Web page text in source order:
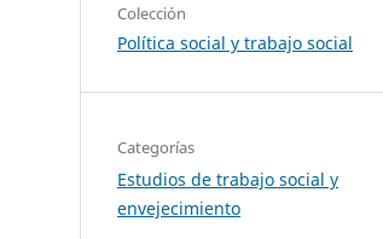
Colección
Política social y trabajo social
Categorías
Estudios de trabajo social y
envejecimiento